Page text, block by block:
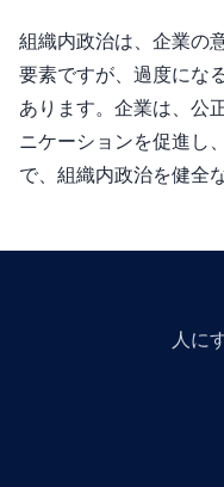
組織内政治は、企業の
要素ですが、過度にな
あります。企業は、公
ニケーションを促進し
で、組織内政治を健全
人に